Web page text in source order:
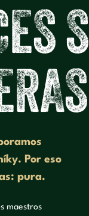
ESS
RAS
Por eso
pura.
maestros